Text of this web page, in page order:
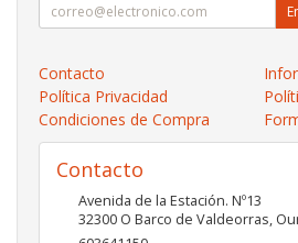
Contacto
Política Privacidad
Condiciones de Compra
Contacto
Avenida de la Estación. Nº13
32300 O Barco de Valdeorras,